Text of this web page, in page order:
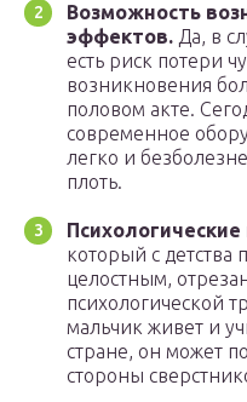
Возможность
эффектов. Да, в
есть риск потери
возникновения
половом акте.
современное
легко и
плоть.
который с детства
целостным,
психологической
мальчик живет и
стране, он может
стороны